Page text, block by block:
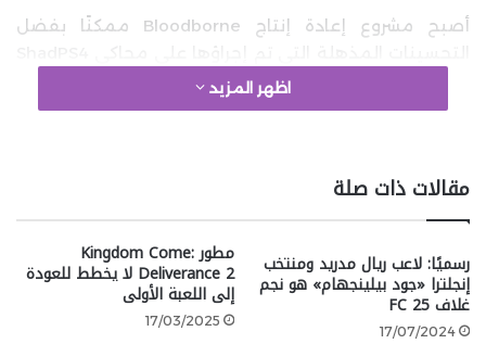
أصبح مشروع إعادة إنتاج Bloodborne ممكنًا بفضل
PlayStation 4، ففي غضون بضعة أشهر فقط، تحول
المحاكي من مجرد تشغيل اللعبة إلى تشغيلها بدقة وأداء
VRAM.
المحاكاة ليست مثالية بنسبة 100%، ولكن بالتأكيد لن
يستغرق الأمر وقتًا طويلاً حتى تتمكن أخيرًا من تجربة
Bloodborne بشكل صحيح على PC، وهو شيء لا يبدو أن
Sonyمهتمة بتقديمه حتى الآن.
اظهر المزيد
مقالات ذات صلة
رسميًا: لاعب ريال مدريد ومنتخب
إنجلترا «جود بيلينجهام» هو نجم
غلاف FC 25
17/07/2024
مطور Kingdom Come:
Deliverance 2 لا يخطط للعودة
إلى اللعبة الأولى
17/03/2025